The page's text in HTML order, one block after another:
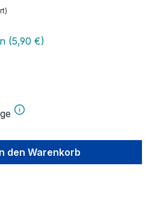
(5,90 €)
5 Sternen
gewünschten Wert
den Warenkorb